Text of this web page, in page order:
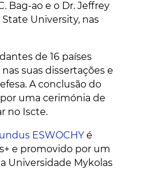
Bag-ao e o Dr. Jeffrey
University, nas
de 16 países
suas dissertações e
A conclusão do
uma cerimónia de
no Iscte.
ESWOCHY é
e promovido por um
Universidade Mykolas